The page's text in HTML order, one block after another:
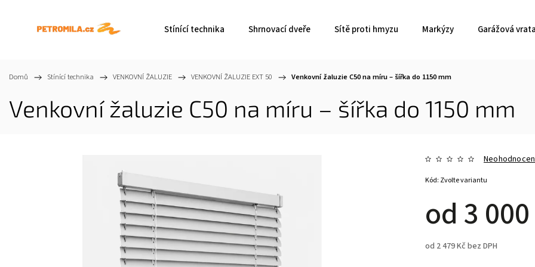
Stínící technika Shrnovací dveře Sítě proti hmyzu Markýzy Garážová vrata
Domů / Stínící technika / VENKOVNÍ ŽALUZIE / VENKOVNÍ ŽALUZIE EXT 50 / Venkovní žaluzie C50 na míru – šířka do 1150 mm
Venkovní žaluzie C50 na míru – šířka do 1150 mm
od 3
od 2 479 Kč bez DPH
Kód: Zvolte variantu